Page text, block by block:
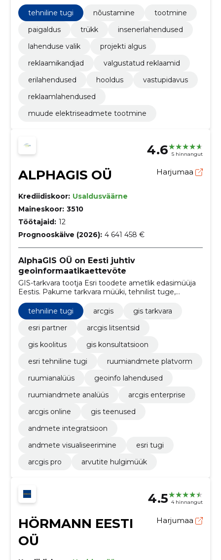
reklaamlahendused jõuaksid valmis kujul ja püsiksid
töökindlad.
tehniline tugi nõustamine
tootmine
paigaldus
trükk
insenerlahendused
lahenduse valik
projekti algus
reklaamikandjad
valgustatud reklaamid
erilahendused
hooldus
vastupidavus
reklaamlahendused
muude elektriseadmete tootmine
4.6 5 hinnangut
ALPHAGIS OÜ Harjumaa
Krediidiskoor: Usaldusväärne
Maineskoor: 3510
Töötajaid: 12
Prognooskäive (2026): 4 641 458 €
AlphaGIS OÜ on Eesti juhtiv
geoinformaatikaettevõte
GIS-tarkvara tootja Esri toodete ametlik edasimüüja
Eestis. Pakume tarkvara müüki, tehnilist tuge,
koolitusi, konsultatsiooni ning kaardirakenduste
lahendusi.
tehniline tugi arcgis
gis tarkvara
esri partner
arcgis litsentsid
gis koolitus
gis konsultatsioon
esri tehniline tugi
ruumiandmete platvorm
ruumianalüüs
geoinfo lahendused
ruumiandmete analüüs
arcgis enterprise
arcgis online
gis teenused
andmete integratsioon
andmete visualiseerimine
esri tugi
arcgis pro
arvutite hulgimüük
4.5 4 hinnangut
HÖRMANN EESTI
OÜ
Harjumaa